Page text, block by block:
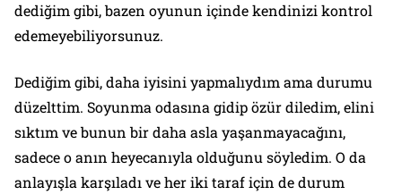
dediğim gibi, bazen oyunun içinde kendinizi kontrol
edemeyebiliyorsunuz.
Dediğim gibi, daha iyisini yapmalıydım ama durumu
düzelttim. Soyunma odasına gidip özür diledim, elini
sıktım ve bunun bir daha asla yaşanmayacağını,
sadece o anın heyecanıyla olduğunu söyledim. O da
anlayışla karşıladı ve her iki taraf için de durum